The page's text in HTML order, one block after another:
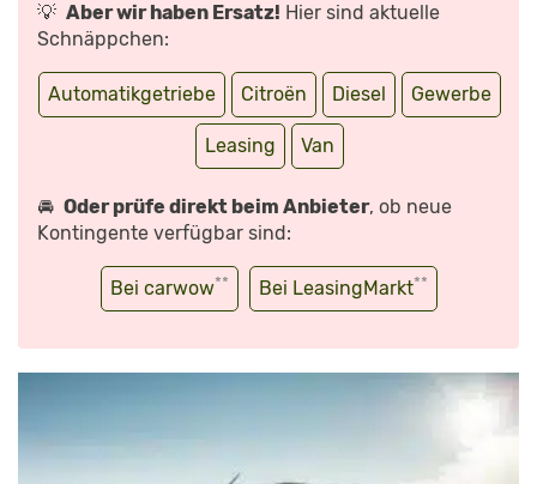
💡 Aber wir haben Ersatz! Hier sind aktuelle
Schnäppchen:
Automatikgetriebe Citroën Diesel Gewerbe
Leasing Van
🚘 Oder prüfe direkt beim Anbieter, ob neue
Kontingente verfügbar sind:
Bei carwow** Bei LeasingMarkt**